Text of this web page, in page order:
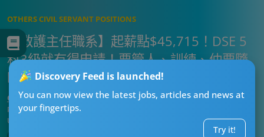
Discovery Feed is launched!
You can now view the latest jobs, articles and news at
your fingertips.
Try it!
OTHERS CIVIL SERVANT POSITIONS
【救護主任職系】起薪點$45,715！DSE 5
科3級就有得申請！要管人、訓練、仲要隨
時救人？入行前必睇5大職責＋薪酬！
CT求職戰略師
Published:2026-07-30 09:35
Updated: